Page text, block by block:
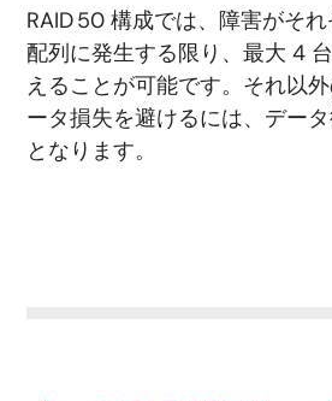
RAID 50 構成では、障害がそ
配列に発生する限り、最大 4
えることが可能です。それ以
ータ損失を避けるには、デー
となります。